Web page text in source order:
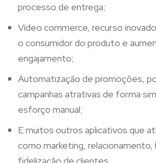
processo de entrega;
Vídeo commerce, recurso
o consumidor do produto e
engajamento;
Automatização de promoções,
campanhas atrativas de forma
esforço manual;
E muitos outros aplicativos que
como marketing, relacionamento,
fidelização de clientes.